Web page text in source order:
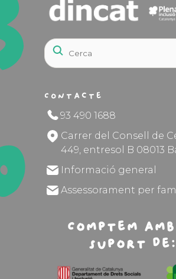
Contacte
93 490 1688
Carrer del Consell de
449, entresol B 08013
Informació general
Assessorament per
Comptem
suport de: